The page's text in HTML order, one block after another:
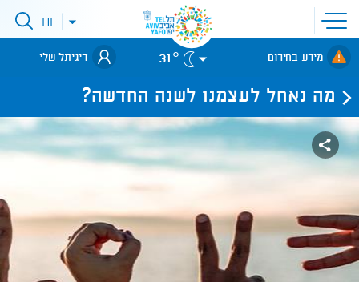
פתיחת
תפריט
אתר
לאתר עיריית
תל-אביב
פתיחתHE
מידע בחירום 31° דיגיתל שלי
מה נאחל לעצמנו לשנה החדשה?